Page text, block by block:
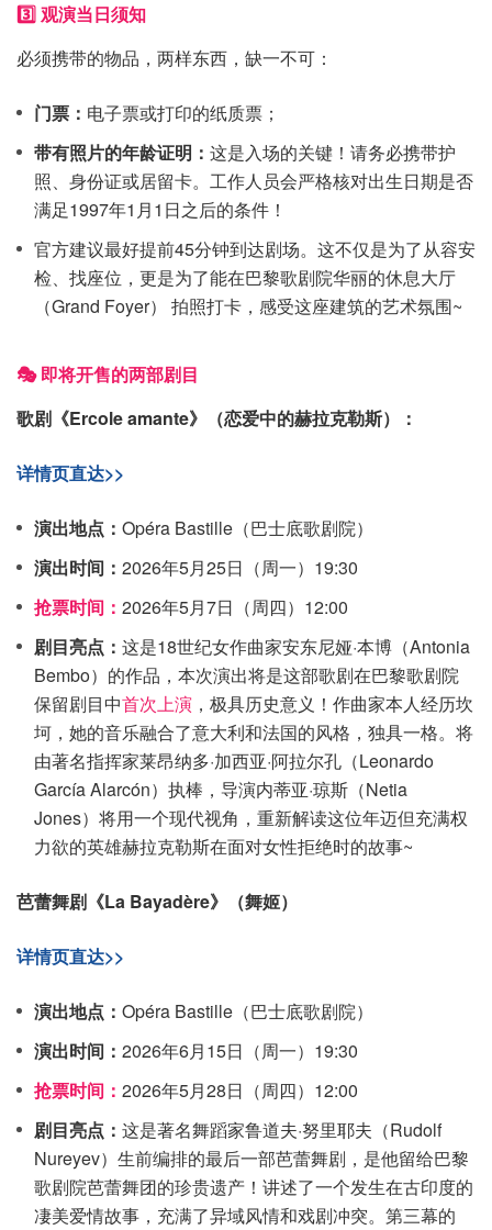
3️⃣ 观演当日须知
必须携带的物品，两样东西，缺一不可：
门票： 电子票或打印的纸质票；
带有照片的年龄证明： 这是入场的关键！请务必携带护
照、身份证或居留卡。工作人员会严格核对出生日期是否
满足1997年1月1日之后的条件！
官方建议最好提前45分钟到达剧场。这不仅是为了从容安
检、找座位，更是为了能在巴黎歌剧院华丽的休息大厅
（Grand Foyer） 拍照打卡，感受这座建筑的艺术氛围~
🎭 即将开售的两部剧目
歌剧《Ercole amante》（恋爱中的赫拉克勒斯）：
详情页直达>>
演出地点： Opéra Bastille（巴士底歌剧院）
演出时间： 2026年5月25日（周一）19:30
抢票时间： 2026年5月7日（周四）12:00
剧目亮点： 这是18世纪女作曲家安东尼娅·本博（Antonia
Bembo）的作品，本次演出将是这部歌剧在巴黎歌剧院
保留剧目中首次上演 ，极具历史意义！作曲家本人经历坎
坷，她的音乐融合了意大利和法国的风格，独具一格。将
由著名指挥家莱昂纳多·加西亚·阿拉尔孔（Leonardo
García Alarcón）执棒，导演内蒂亚·琼斯（Netia
Jones）将用一个现代视角，重新解读这位年迈但充满权
力欲的英雄赫拉克勒斯在面对女性拒绝时的故事~
芭蕾舞剧《La Bayadère》（舞姬）
详情页直达>>
演出地点： Opéra Bastille（巴士底歌剧院）
演出时间： 2026年6月15日（周一）19:30
抢票时间： 2026年5月28日（周四）12:00
剧目亮点： 这是著名舞蹈家鲁道夫·努里耶夫（Rudolf
Nureyev）生前编排的最后一部芭蕾舞剧，是他留给巴黎
歌剧院芭蕾舞团的珍贵遗产！讲述了一个发生在古印度的
凄美爱情故事，充满了异域风情和戏剧冲突。第三幕的